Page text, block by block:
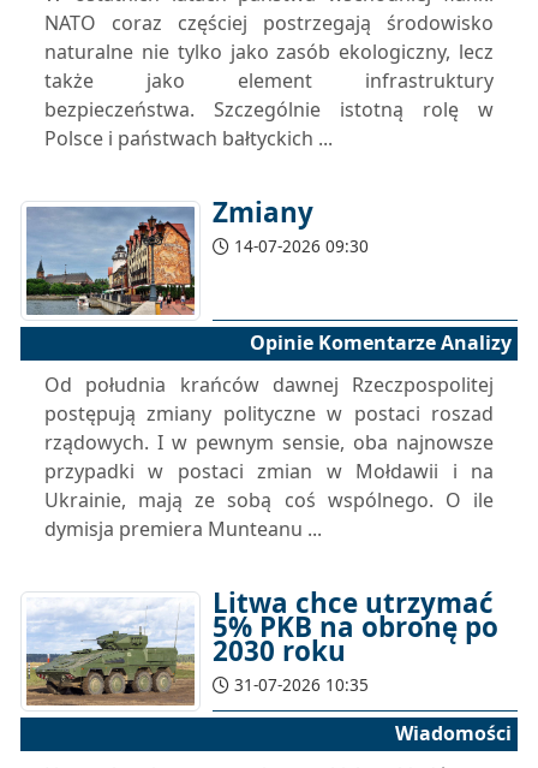
NATO coraz częściej postrzegają środowisko
naturalne nie tylko jako zasób ekologiczny, lecz
także jako element infrastruktury
bezpieczeństwa. Szczególnie istotną rolę w
Polsce i państwach bałtyckich ...
Zmiany
14-07-2026 09:30
Opinie Komentarze Analizy
Od południa krańców dawnej Rzeczpospolitej
postępują zmiany polityczne w postaci roszad
rządowych. I w pewnym sensie, oba najnowsze
przypadki w postaci zmian w Mołdawii i na
Ukrainie, mają ze sobą coś wspólnego. O ile
dymisja premiera Munteanu ...
Litwa chce utrzymać
5% PKB na obronę po
2030 roku
31-07-2026 10:35
Wiadomości